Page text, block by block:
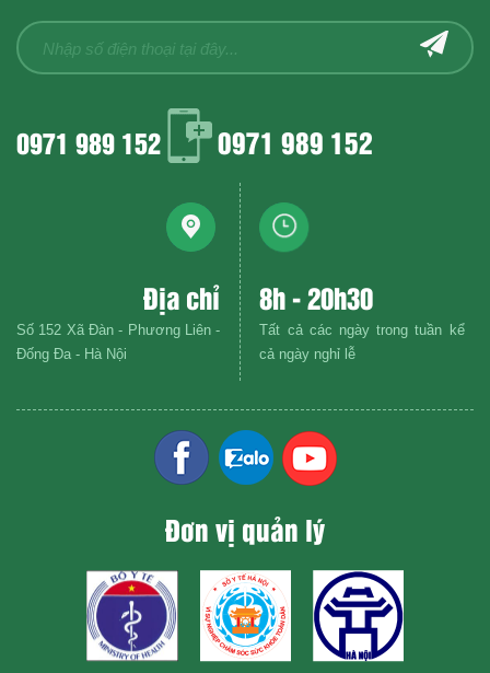
0971 989 152 0971 989 152
Địa chỉ
Số 152 Xã Đàn - Phương Liên -
Đống Đa - Hà Nội
8h - 20h30
Tất cả các ngày trong tuần kể
cả ngày nghỉ lễ
Đơn vị quản lý